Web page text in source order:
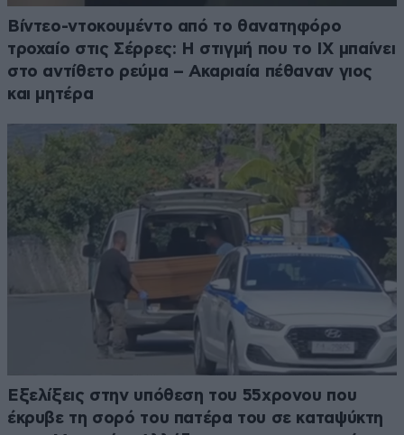
Βίντεο-ντοκουμέντο από το θανατηφόρο
τροχαίο στις Σέρρες: Η στιγμή που το ΙΧ μπαίνει
στο αντίθετο ρεύμα – Ακαριαία πέθαναν γιος
και μητέρα
Εξελίξεις στην υπόθεση του 55χρονου που
έκρυβε τη σορό του πατέρα του σε καταψύκτη